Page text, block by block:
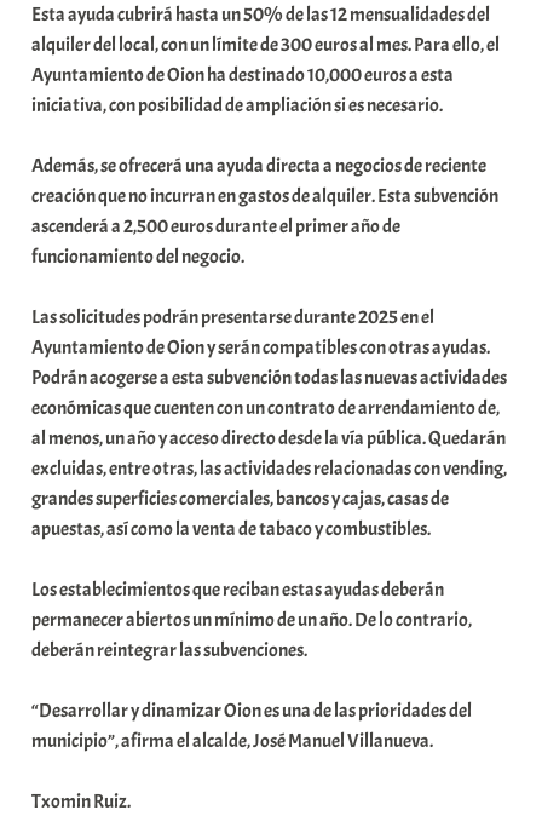
r
i
o
x
K
o
m
u
i
t
a
t
e
a
Esta ayuda cubrirá hasta un 50% de las 12 mensualidades del
alquiler del local, con un límite de 300 euros al mes. Para ello, el
Ayuntamiento de Oion ha destinado 10,000 euros a esta
iniciativa, con posibilidad de ampliación si es necesario.
Además, se ofrecerá una ayuda directa a negocios de reciente
creación que no incurran en gastos de alquiler. Esta subvención
ascenderá a 2,500 euros durante el primer año de
funcionamiento del negocio.
Las solicitudes podrán presentarse durante 2025 en el
Ayuntamiento de Oion y serán compatibles con otras ayudas.
Podrán acogerse a esta subvención todas las nuevas actividades
económicas que cuenten con un contrato de arrendamiento de,
al menos, un año y acceso directo desde la vía pública. Quedarán
excluidas, entre otras, las actividades relacionadas con vending,
grandes superficies comerciales, bancos y cajas, casas de
apuestas, así como la venta de tabaco y combustibles.
Los establecimientos que reciban estas ayudas deberán
permanecer abiertos un mínimo de un año. De lo contrario,
deberán reintegrar las subvenciones.
“Desarrollar y dinamizar Oion es una de las prioridades del
municipio”, afirma el alcalde, José Manuel Villanueva.
Txomin Ruiz.